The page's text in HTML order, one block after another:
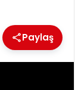
Paylaş